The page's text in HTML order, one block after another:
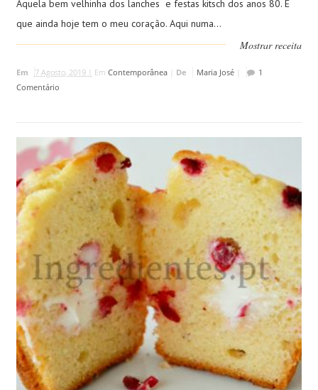
Aquela bem velhinha dos lanches e festas kitsch dos anos 80. E
que ainda hoje tem o meu coração. Aqui numa...
Mostrar receita
Em 7 Agosto, 2019 | Em Contemporânea| De Maria José|
1
Comentário